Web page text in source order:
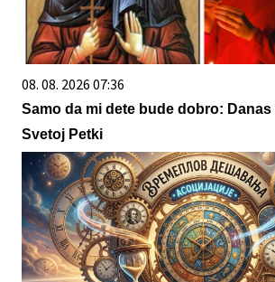
08. 08. 2026 07:36
Samo da mi dete bude dobro: Danas
Svetoj Petki